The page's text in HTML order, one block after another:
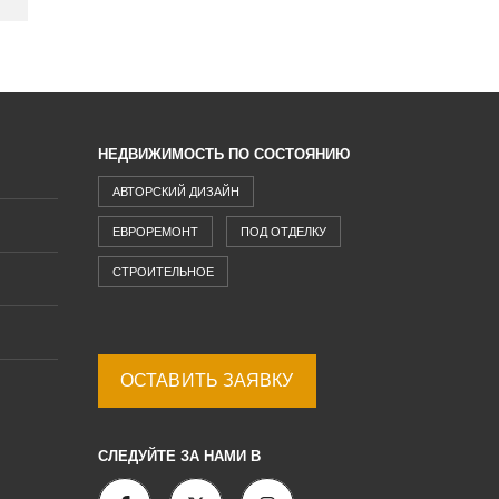
НЕДВИЖИМОСТЬ ПО СОСТОЯНИЮ
АВТОРСКИЙ ДИЗАЙН
ЕВРОРЕМОНТ ПОД ОТДЕЛКУ
СТРОИТЕЛЬНОЕ
ОСТАВИТЬ ЗАЯВКУ
СЛЕДУЙТЕ ЗА НАМИ В